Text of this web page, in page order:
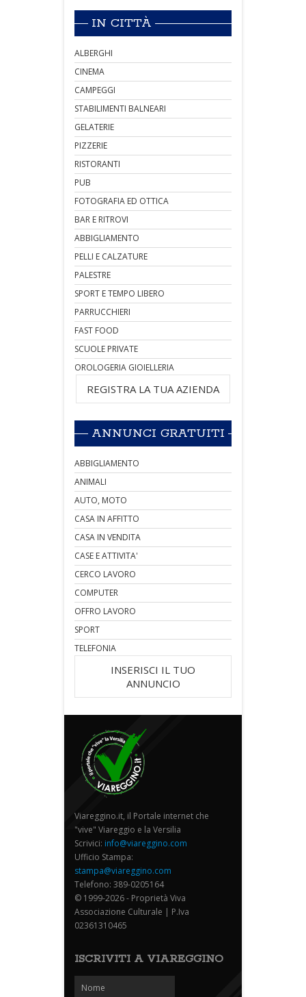
IN CITTÀ
ALBERGHI
CINEMA
CAMPEGGI
STABILIMENTI BALNEARI
GELATERIE
PIZZERIE
RISTORANTI
PUB
FOTOGRAFIA ED OTTICA
BAR E RITROVI
ABBIGLIAMENTO
PELLI E CALZATURE
PALESTRE
SPORT E TEMPO LIBERO
PARRUCCHIERI
FAST FOOD
SCUOLE PRIVATE
OROLOGERIA GIOIELLERIA
REGISTRA LA TUA AZIENDA
ANNUNCI GRATUITI
ABBIGLIAMENTO
ANIMALI
AUTO, MOTO
CASA IN AFFITTO
CASA IN VENDITA
CASE E ATTIVITA'
CERCO LAVORO
COMPUTER
OFFRO LAVORO
SPORT
TELEFONIA
INSERISCI IL TUO
ANNUNCIO
Viareggino.it, il Portale internet che
"vive" Viareggio e la Versilia
Scrivici: info@viareggino.com
Ufficio Stampa:
stampa@viareggino.com
Telefono: 389-0205164
© 1999-2026 - Proprietà Viva
Associazione Culturale | P.Iva
02361310465
ISCRIVITI A VIAREGGINO